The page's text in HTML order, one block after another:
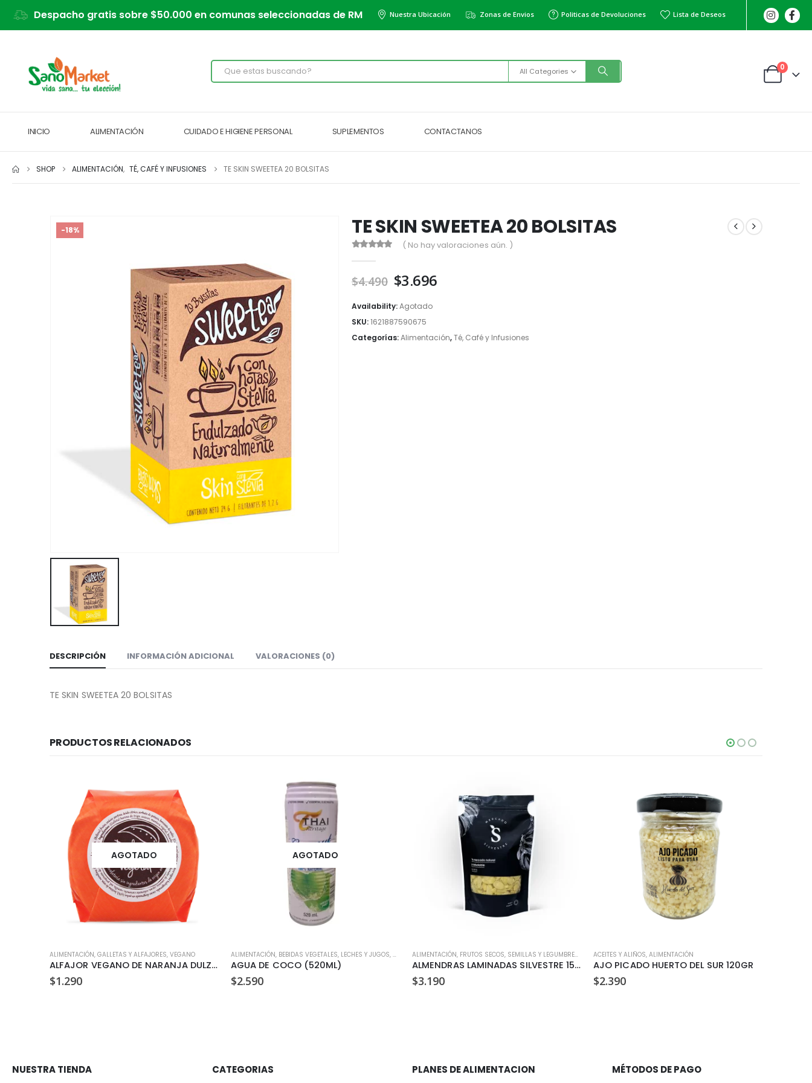
Despacho gratis sobre $50.000 en comunas seleccionadas de RM Nuestra Ubicación Zonas de Envios Politicas de Devoluciones Lista de Deseos
All Categories 0
INICIO ALIMENTACIÓN CUIDADO E HIGIENE PERSONAL SUPLEMENTOS CONTACTANOS
SHOP ALIMENTACIÓN, TÉ, CAFÉ Y INFUSIONES TE SKIN SWEETEA 20 BOLSITAS
-18% TE SKIN SWEETEA 20 BOLSITAS
( No hay valoraciones aún. )
$4.490 El
original
era:
$4.490.
$3.696El
$3.696.
Availability:Agotado
SKU:1621887590675
Categorías:Alimentación,Té, Café y Infusiones
DESCRIPCIÓN INFORMACIÓN ADICIONAL VALORACIONES (0)
TE SKIN SWEETEA 20 BOLSITAS
PRODUCTOS RELACIONADOS
AGOTADO
ALIMENTACIÓN, GALLETAS Y ALFAJORES, VEGANO
ALFAJOR VEGANO DE NARANJA DULZURA VEGETAL 35GR
$1.290
AGOTADO
ALIMENTACIÓN, BEBIDAS VEGETALES, LECHES Y JUGOS, VEGANO
AGUA DE COCO (520ML)
$2.590
ALIMENTACIÓN, FRUTOS SECOS, SEMILLAS Y LEGUMBRES KETO
ALMENDRAS LAMINADAS SILVESTRE 150GR
$3.190
ACEITES Y ALIÑOS, ALIMENTACIÓN
AJO PICADO HUERTO DEL SUR 120GR
$2.390
NUESTRA TIENDA CATEGORIAS PLANES DE ALIMENTACION MÉTODOS DE PAGO